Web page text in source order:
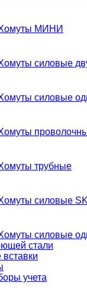
МИНИ
силовые
силовые
трубные
силовые
силовые
стали
учета